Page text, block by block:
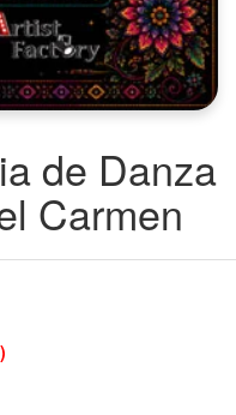
de Danza
Carmen